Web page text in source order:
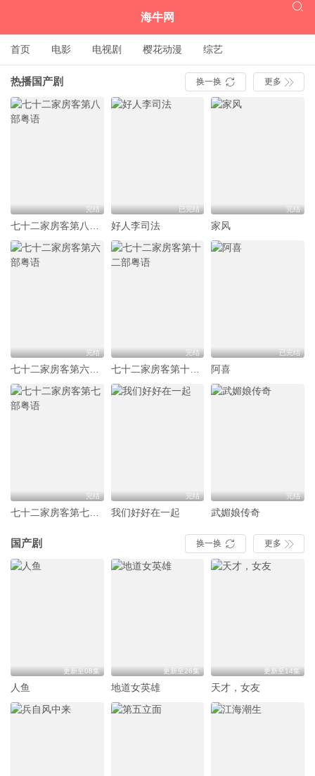
海牛网
首页 电影 电视剧 樱花动漫 综艺

热播国产剧 换一换  更多 
完结 已完结
好人李司法
完结
家风
完结 完结
七十二家房客第十二部粤语
已完结
阿喜
完结 完结
我们好好在一起
完结
武媚娘传奇
国产剧 换一换  更多 
更新至08集
人鱼
更新至26集
地道女英雄
更新至14集
天才，女友